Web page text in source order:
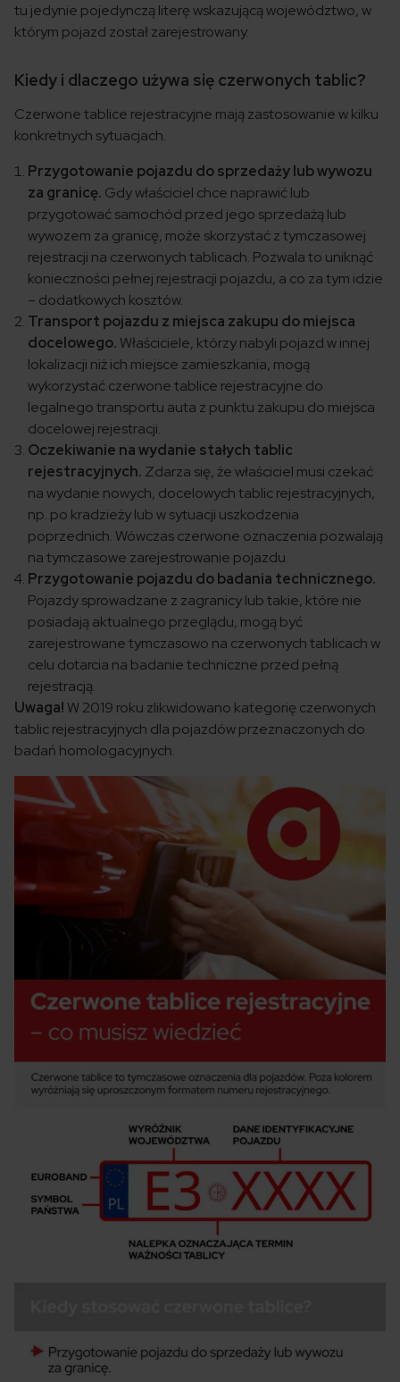
tu jedynie pojedynczą literę wskazującą województwo, w
którym pojazd został zarejestrowany.
Kiedy i dlaczego używa się czerwonych tablic?
Czerwone tablice rejestracyjne mają zastosowanie w kilku
konkretnych sytuacjach.
Przygotowanie pojazdu do sprzedaży lub wywozu
za granicę. Gdy właściciel chce naprawić lub
przygotować samochód przed jego sprzedażą lub
wywozem za granicę, może skorzystać z tymczasowej
rejestracji na czerwonych tablicach. Pozwala to uniknąć
konieczności pełnej rejestracji pojazdu, a co za tym idzie
– dodatkowych kosztów.
Transport pojazdu z miejsca zakupu do miejsca
docelowego. Właściciele, którzy nabyli pojazd w innej
lokalizacji niż ich miejsce zamieszkania, mogą
wykorzystać czerwone tablice rejestracyjne do
legalnego transportu auta z punktu zakupu do miejsca
docelowej rejestracji.
Oczekiwanie na wydanie stałych tablic
rejestracyjnych. Zdarza się, że właściciel musi czekać
na wydanie nowych, docelowych tablic rejestracyjnych,
np. po kradzieży lub w sytuacji uszkodzenia
poprzednich. Wówczas czerwone oznaczenia pozwalają
na tymczasowe zarejestrowanie pojazdu.
Przygotowanie pojazdu do badania technicznego.
Pojazdy sprowadzane z zagranicy lub takie, które nie
posiadają aktualnego przeglądu, mogą być
zarejestrowane tymczasowo na czerwonych tablicach w
celu dotarcia na badanie techniczne przed pełną
rejestracją.
Uwaga! W 2019 roku zlikwidowano kategorię czerwonych
tablic rejestracyjnych dla pojazdów przeznaczonych do
badań homologacyjnych.